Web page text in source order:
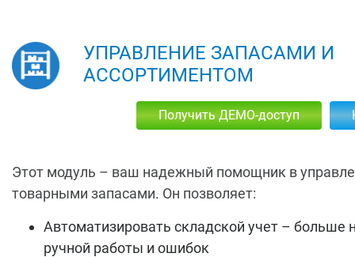
УПРАВЛЕНИЕ ЗАПАСАМИ И
АССОРТИМЕНТОМ
Получить ДЕМО-доступ
Этот модуль – ваш надежный помощник в
товарными запасами. Он позволяет:
Автоматизировать складской учет – больше
ручной работы и ошибок